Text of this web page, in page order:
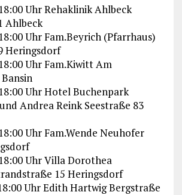
Uhr Rehaklinik Ahlbeck
Ahlbeck
Uhr Fam.Beyrich (Pfarrhaus)
Heringsdorf
Uhr Fam.Kiwitt Am
Uhr Hotel Buchenpark
Andrea Reink Seestraße 83
Uhr Fam.Wende Neuhofer
Uhr Villa Dorothea
15 Heringsdorf
Uhr Edith Hartwig Bergstraße